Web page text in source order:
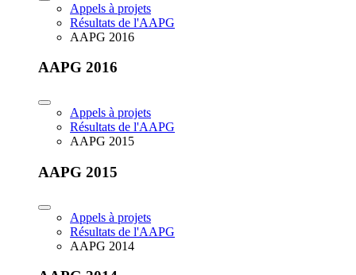
Appels à projets
Résultats de l'AAPG
AAPG 2016
AAPG 2016
Appels à projets
Résultats de l'AAPG
AAPG 2015
AAPG 2015
Appels à projets
Résultats de l'AAPG
AAPG 2014